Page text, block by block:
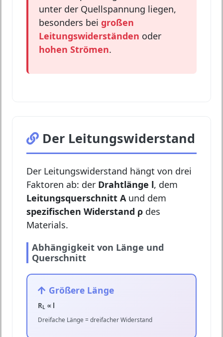
unter der Quellspannung liegen,
besonders bei großen
Leitungswiderständen oder
hohen Strömen.
Der Leitungswiderstand
Der Leitungswiderstand hängt von drei
Faktoren ab: der Drahtlänge l, dem
Leitungsquerschnitt Aund dem
spezifischen Widerstand ρ des
Materials.
Abhängigkeit von Länge und
Querschnitt
Größere Länge
RL ∝ l
Dreifache Länge = dreifacher Widerstand